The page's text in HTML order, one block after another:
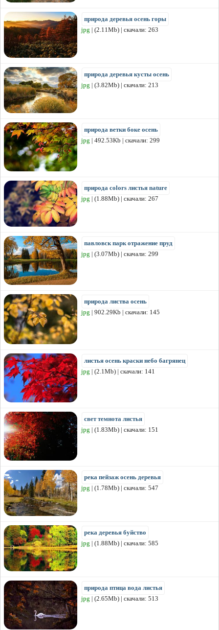
природа деревья осень горы
jpg | (2.11Mb) | скачали: 263
природа деревья кусты осень
jpg | (3.82Mb) | скачали: 213
природа ветки боке осень
jpg | 492.53Kb | скачали: 299
природа colors листья nature
jpg | (1.88Mb) | скачали: 267
павловск парк отражение пруд
jpg | (3.07Mb) | скачали: 299
природа листва осень
jpg | 902.29Kb | скачали: 145
листья осень краски небо багрянец
jpg | (2.1Mb) | скачали: 141
свет темнота листья
jpg | (1.83Mb) | скачали: 151
река пейзаж осень деревья
jpg | (1.78Mb) | скачали: 547
река деревья буйство
jpg | (1.88Mb) | скачали: 585
природа птица вода листья
jpg | (2.65Mb) | скачали: 513